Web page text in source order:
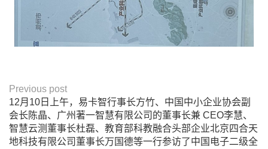
Previous post
12月10日上午，易卡智行事长方竹、中国中小企业协会副
会长陈晶、广州著一智慧有限公司的董事长兼 CEO李慧、
智慧云测董事长杜磊、教育部科教融合头部企业北京四合天
地科技有限公司董事长万国德等一行参访了中国电子二级全